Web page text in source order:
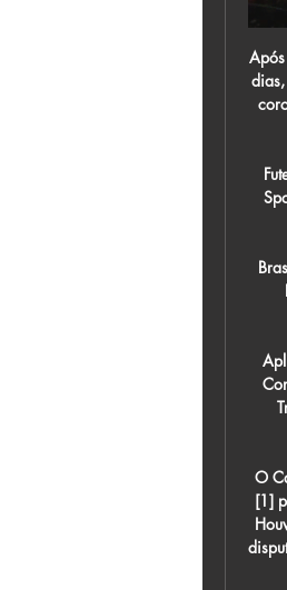
Após cumprir protocolo da Federação Catarinense de Futebol (FCF) e ficar afastada por sete dias, a árbitra Charly Wendy Straub Deretti fez novo exame e o resultado deu negativo para coronavírus. Antes do início das quartas de final do Estadual, a jaraguaense havia testado positivo para anticorpos da Covid-19, ou seja, ela já teve contato […]

Futebol: jogos FC Arouca ao vivo, tabela, resultados Chaves x Arouca, 10.03. Arouca x Sporting CP, 17.03. Moreirense x Arouca Confira os resultados da Supercopa do Brasil 2024 ao vivo em